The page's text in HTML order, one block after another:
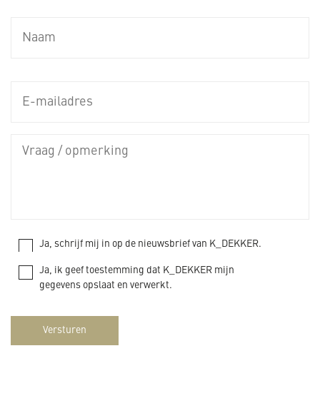
Ja, schrijf mij in op de nieuwsbrief van K_DEKKER.
Ja, ik geef toestemming dat K_DEKKER mijn
gegevens opslaat en verwerkt.
Versturen